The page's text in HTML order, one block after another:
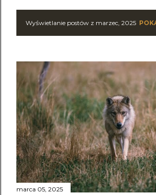
P
s
t
y
Wyświetlanie postów z marzec, 2025
marca 05, 2025